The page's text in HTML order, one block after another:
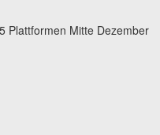
Plattformen Mitte Dezember